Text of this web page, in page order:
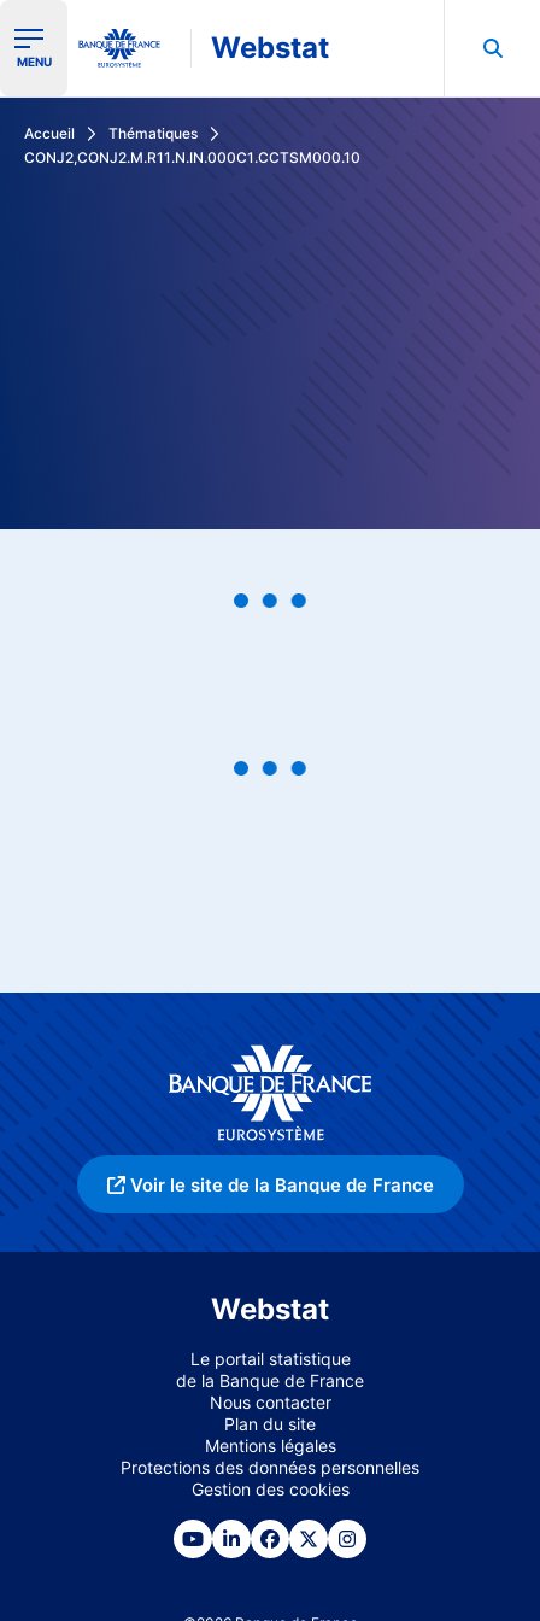
Ouvrir le menu de navigation
MENU Webstat
Accueil
Thématiques
CONJ2,CONJ2.M.R11.N.IN.000C1.CCTSM000.10
Voir le site de la Banque de France
Webstat
Le portail statistique
de la Banque de France
Nous contacter
Plan du site
Mentions légales
Protections des données personnelles
Gestion des cookies